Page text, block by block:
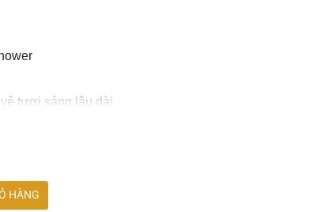
tươi sáng lâu dài.
HÀNG